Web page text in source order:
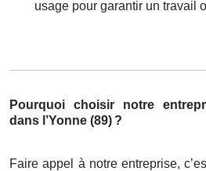
usage pour garantir un travail
Pourquoi choisir notre
dans l’Yonne (89) ?
Faire appel à notre entreprise,